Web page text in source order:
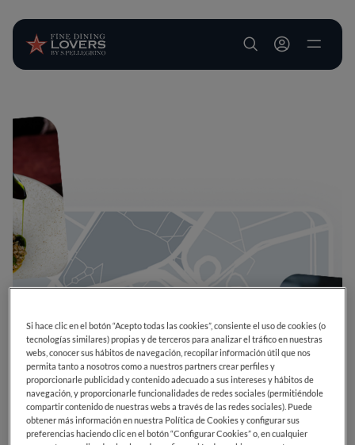
User account
Si hace clic en el botón “Acepto todas las cookies”, consiente el uso de cookies (o
tecnologías similares) propias y de terceros para analizar el tráfico en nuestras
webs, conocer sus hábitos de navegación, recopilar información útil que nos
permita tanto a nosotros como a nuestros partners crear perfiles y
proporcionarle publicidad y contenido adecuado a sus intereses y hábitos de
navegación, y proporcionarle funcionalidades de redes sociales (permitiéndole
compartir contenido de nuestras webs a través de las redes sociales). Puede
obtener más información en nuestra Política de Cookies y configurar sus
preferencias haciendo clic en el botón “Configurar Cookies” o, en cualquier